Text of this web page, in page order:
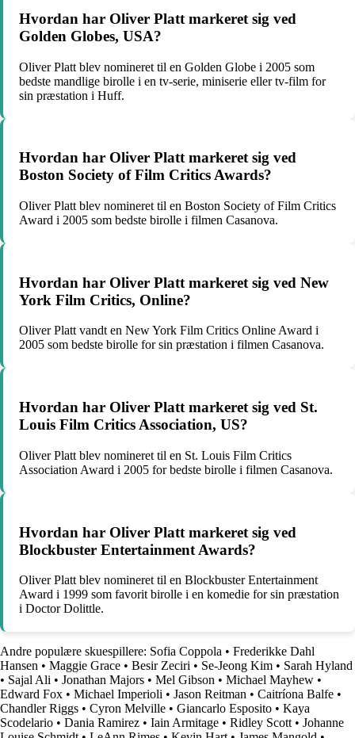
Hvordan har Oliver Platt markeret sig ved
Golden Globes, USA?
Oliver Platt blev nomineret til en Golden Globe i 2005 som
bedste mandlige birolle i en tv-serie, miniserie eller tv-film for
sin præstation i Huff.
Hvordan har Oliver Platt markeret sig ved
Boston Society of Film Critics Awards?
Oliver Platt blev nomineret til en Boston Society of Film Critics
Award i 2005 som bedste birolle i filmen Casanova.
Hvordan har Oliver Platt markeret sig ved New
York Film Critics, Online?
Oliver Platt vandt en New York Film Critics Online Award i
2005 som bedste birolle for sin præstation i filmen Casanova.
Hvordan har Oliver Platt markeret sig ved St.
Louis Film Critics Association, US?
Oliver Platt blev nomineret til en St. Louis Film Critics
Association Award i 2005 for bedste birolle i filmen Casanova.
Hvordan har Oliver Platt markeret sig ved
Blockbuster Entertainment Awards?
Oliver Platt blev nomineret til en Blockbuster Entertainment
Award i 1999 som favorit birolle i en komedie for sin præstation
i Doctor Dolittle.
Andre populære skuespillere: Sofia Coppola • Frederikke Dahl
Hansen • Maggie Grace • Besir Zeciri • Se-Jeong Kim • Sarah Hyland
• Sajal Ali • Jonathan Majors • Mel Gibson • Michael Mayhew •
Edward Fox • Michael Imperioli • Jason Reitman • Caitríona Balfe •
Chandler Riggs • Cyron Melville • Giancarlo Esposito • Kaya
Scodelario • Dania Ramirez • Iain Armitage • Ridley Scott • Johanne